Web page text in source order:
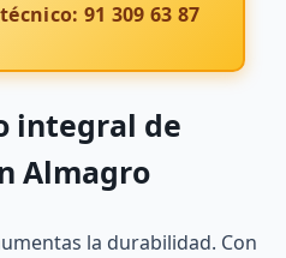
91 309 63 87
integral de
Almagro
la durabilidad. Con